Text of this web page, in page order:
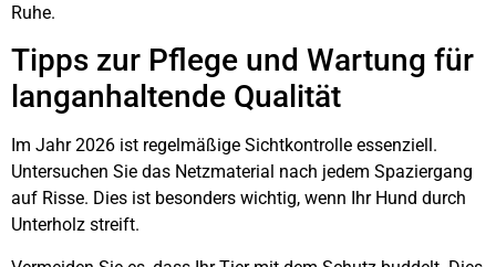
Ruhe.
Tipps zur Pflege und Wartung für
langanhaltende Qualität
Im Jahr 2026 ist regelmäßige Sichtkontrolle essenziell.
Untersuchen Sie das Netzmaterial nach jedem Spaziergang
auf Risse. Dies ist besonders wichtig, wenn Ihr Hund durch
Unterholz streift.